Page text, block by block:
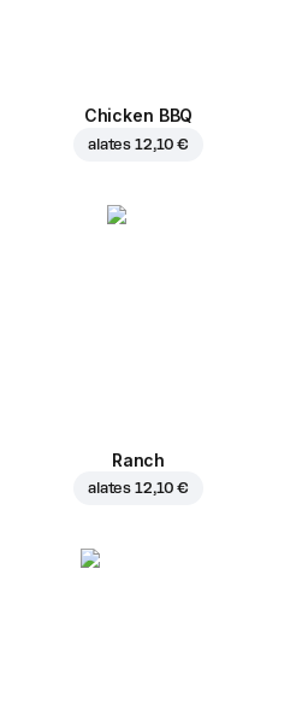
Chicken BBQ
alates 12,10 €
Ranch
alates 12,10 €